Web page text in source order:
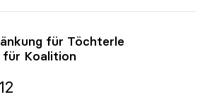
für Töchterle
für Koalition